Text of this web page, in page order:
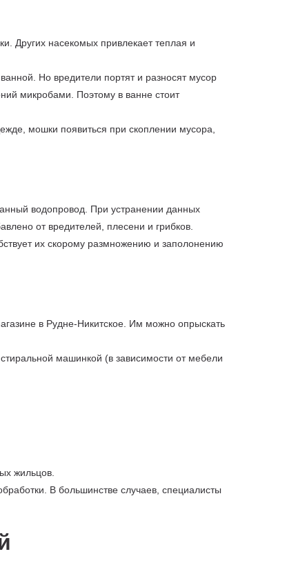
Других насекомых привлекает теплая и
Но вредители портят и разносят мусор
микробами. Поэтому в ванне стоит
мошки появиться при скоплении мусора,
водопровод. При устранении данных
от вредителей, плесени и грибков.
их скорому размножению и заполонению
в Рудне-Никитское. Им можно опрыскать
машинкой (в зависимости от мебели
жильцов.
В большинстве случаев, специалисты